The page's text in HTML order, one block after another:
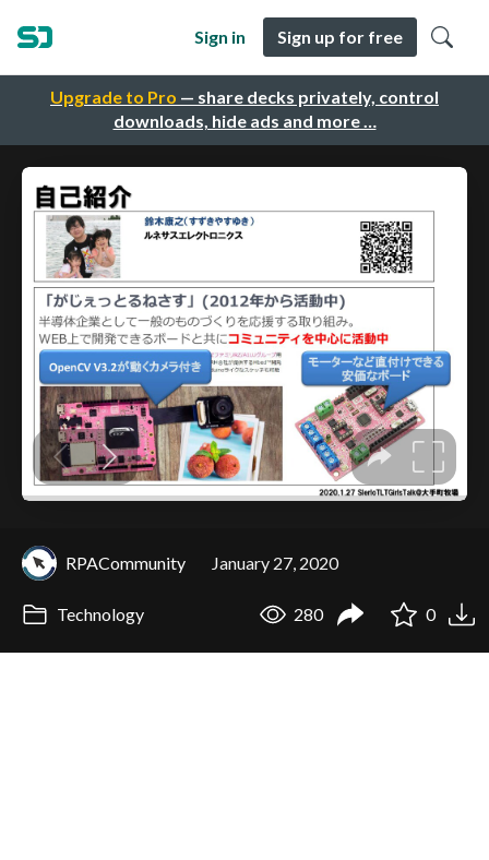
Upgrade to Pro — share decks privately, control
downloads, hide ads and more …
Sign in Sign up for free
RPACommunity January 27, 2020
Technology 280 0